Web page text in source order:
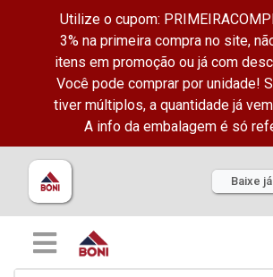
Utilize o cupom:
3% na primeira compra no site,
itens em promoção ou já com
Você pode comprar por unidade!
tiver múltiplos, a quantidade já
A info da embalagem é só
Baixe